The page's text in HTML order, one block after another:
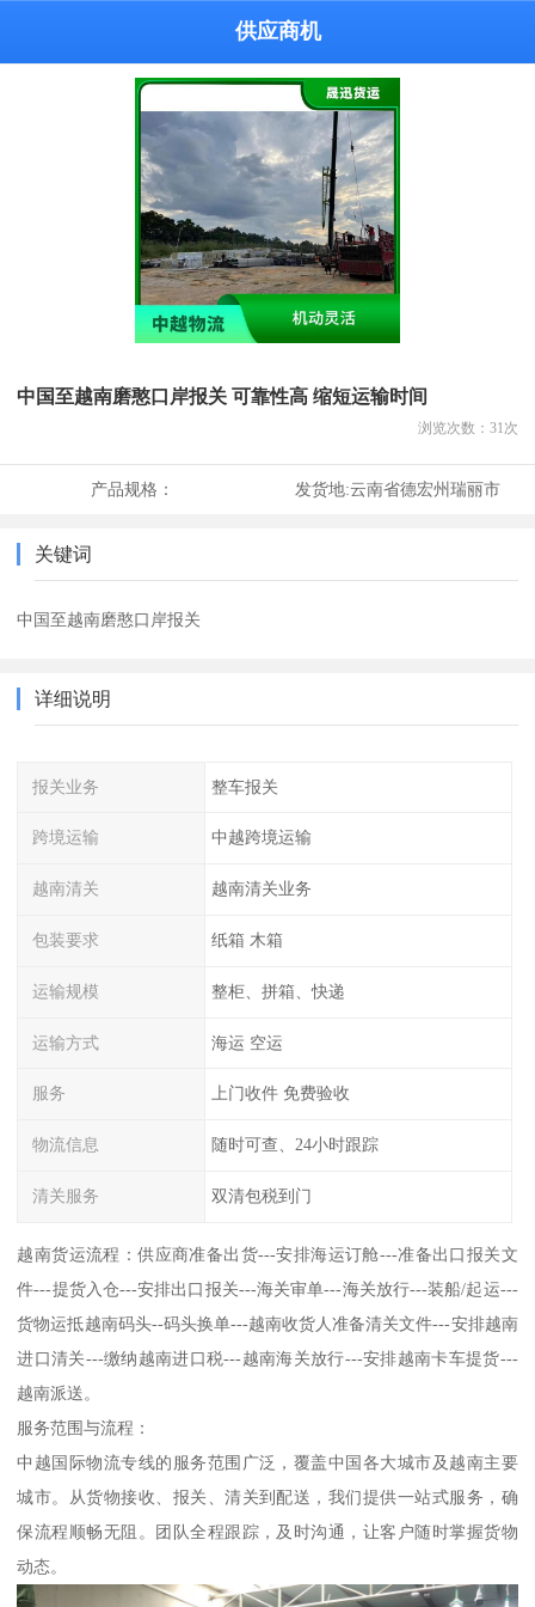
供应商机
中国至越南磨憨口岸报关 可靠性高 缩短运输时间
浏览次数： 31 次
产品规格： 发货地:云南省德宏州瑞丽市
关键词
中国至越南磨憨口岸报关
详细说明
报关业务 整车报关
跨境运输 中越跨境运输
越南清关 越南清关业务
包装要求 纸箱 木箱
运输规模 整柜、拼箱、快递
运输方式 海运 空运
服务 上门收件 免费验收
物流信息 随时可查、24小时跟踪
清关服务 双清包税到门
越南货运流程：供应商准备出货---安排海运订舱---准备出口报关文
件---提货入仓---安排出口报关---海关审单---海关放行---装船/起运---
货物运抵越南码头--码头换单---越南收货人准备清关文件---安排越南
进口清关---缴纳越南进口税---越南海关放行---安排越南卡车提货---
越南派送。
服务范围与流程：
中越国际物流专线的服务范围广泛，覆盖中国各大城市及越南主要
城市。从货物接收、报关、清关到配送，我们提供一站式服务，确
保流程顺畅无阻。团队全程跟踪，及时沟通，让客户随时掌握货物
动态。